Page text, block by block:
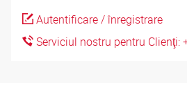
Autentificare / înregistrare
Serviciul nostru pentru Clienţi: